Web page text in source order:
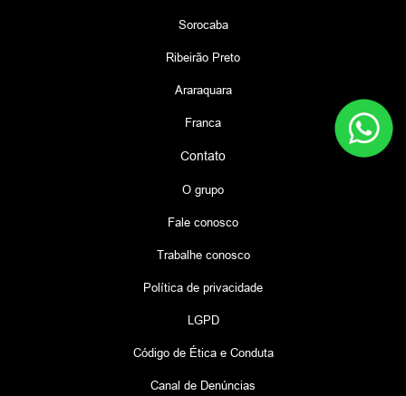
Sorocaba
Ribeirão Preto
Araraquara
Franca
Contato
O grupo
Fale conosco
Trabalhe conosco
Política de privacidade
LGPD
Código de Ética e Conduta
Canal de Denúncias